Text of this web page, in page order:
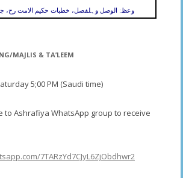
وعظ: الوصل وہلفصل، خطبات حکیم الامت رح، جلد 15/ص
MAJLIS & TA’LEEM
5;00 PM (Saudi time)
to Ashrafiya WhatsApp group to receive
7TARzYd7CJyL6ZjObdhwr2